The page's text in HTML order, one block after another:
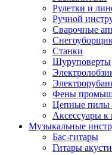
Рулетки и
Ручной
Сварочные
Станки
Шуруповерты
Фены
Цепные пилы
Аксессуары к
Музыкальные
Бас-гитары
Гитары